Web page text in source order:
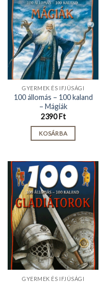
GYERMEK ÉS IFJÚSÁGI
100 állomás – 100 kaland
– Mágiák
2390Ft
KOSÁRBA
GYERMEK ÉS IFJÚSÁGI